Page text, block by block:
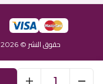
1
حقوق النشر ©
2026